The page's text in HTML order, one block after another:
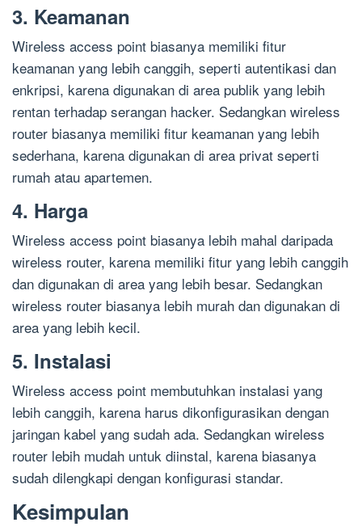
3. Keamanan
Wireless access point biasanya memiliki fitur
keamanan yang lebih canggih, seperti autentikasi dan
enkripsi, karena digunakan di area publik yang lebih
rentan terhadap serangan hacker. Sedangkan wireless
router biasanya memiliki fitur keamanan yang lebih
sederhana, karena digunakan di area privat seperti
rumah atau apartemen.
4. Harga
Wireless access point biasanya lebih mahal daripada
wireless router, karena memiliki fitur yang lebih canggih
dan digunakan di area yang lebih besar. Sedangkan
wireless router biasanya lebih murah dan digunakan di
area yang lebih kecil.
5. Instalasi
Wireless access point membutuhkan instalasi yang
lebih canggih, karena harus dikonfigurasikan dengan
jaringan kabel yang sudah ada. Sedangkan wireless
router lebih mudah untuk diinstal, karena biasanya
sudah dilengkapi dengan konfigurasi standar.
Kesimpulan